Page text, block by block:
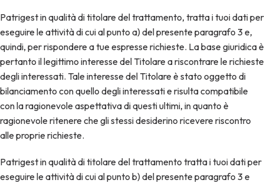
Patrigest in qualità di titolare del trattamento, tratta i tuoi dati per
eseguire le attività di cui al punto a) del presente paragrafo 3 e,
quindi, per rispondere a tue espresse richieste. La base giuridica è
pertanto il legittimo interesse del Titolare a riscontrare le richieste
degli interessati. Tale interesse del Titolare è stato oggetto di
bilanciamento con quello degli interessati e risulta compatibile
con la ragionevole aspettativa di questi ultimi, in quanto è
ragionevole ritenere che gli stessi desiderino ricevere riscontro
alle proprie richieste.
Patrigest in qualità di titolare del trattamento tratta i tuoi dati per
eseguire le attività di cui al punto b) del presente paragrafo 3 e